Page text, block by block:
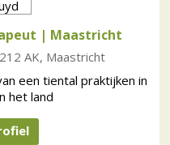
| Maastricht
AK, Maastricht
een tiental praktijken in
het land